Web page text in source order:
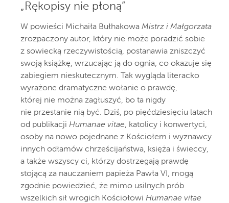
„Rękopisy nie płoną”
W powieści Michaiła Bułhakowa Mistrz i Małgorzata
zrozpaczony autor, który nie może poradzić sobie
z sowiecką rzeczywistością, postanawia zniszczyć
swoją książkę, wrzucając ją do ognia, co okazuje się
zabiegiem nieskutecznym. Tak wygląda literacko
wyrażone dramatyczne wołanie o prawdę,
której nie można zagłuszyć, bo ta nigdy
nie przestanie nią być. Dziś, po pięćdziesięciu latach
od publikacji Humanae vitae, katolicy i konwertyci,
osoby na nowo pojednane z Kościołem i wyznawcy
innych odłamów chrześcijaństwa, księża i świeccy,
a także wszyscy ci, którzy dostrzegają prawdę
stojącą za nauczaniem papieża Pawła VI, mogą
zgodnie powiedzieć, że mimo usilnych prób
wszelkich sił wrogich Kościołowi Humanae vitae